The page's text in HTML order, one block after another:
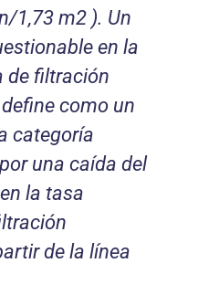
1,73 m2 ). Un
en la
de filtración
como un
categoría
una caída del
la tasa
de la línea